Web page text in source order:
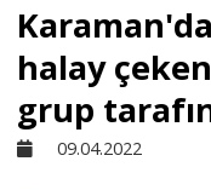
halay
grup
09.04.2022